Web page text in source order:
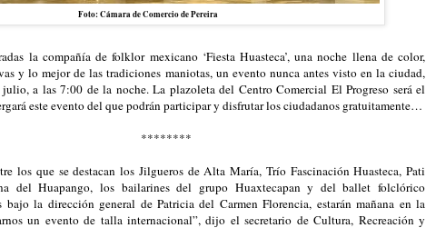
Foto: Cámara de Comercio de Pereira
la compañía de folklor mexicano ‘Fiesta Huasteca’, una noche llena de color,
y lo mejor de las tradiciones maniotas, un evento nunca antes visto en la ciudad,
julio, a las 7:00 de la noche. La plazoleta del Centro Comercial El Progreso será el
este evento del que podrán participar y disfrutar los ciudadanos gratuitamente…
********
los que se destacan los Jilgueros de Alta María, Trío Fascinación Huasteca, Pati
del Huapango, los bailarines del grupo Huaxtecapan y del ballet folclórico
bajo la dirección general de Patricia del Carmen Florencia, estarán mañana en la
un evento de talla internacional”, dijo el secretario de Cultura, Recreación y